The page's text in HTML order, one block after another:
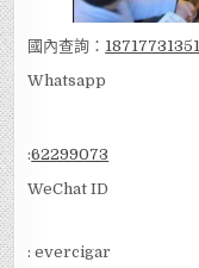
國內查詢： 18717731351
Whatsapp
:62299073
WeChat ID
: evercigar